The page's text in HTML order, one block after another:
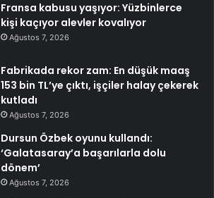
Fransa kabusu yaşıyor: Yüzbinlerce
kişi kaçıyor alevler kovalıyor
Ağustos 7, 2026
Fabrikada rekor zam: En düşük maaş
153 bin TL’ye çıktı, işçiler halay çekerek
kutladı
Ağustos 7, 2026
Dursun Özbek oyunu kullandı:
‘Galatasaray’a başarılarla dolu
dönem’
Ağustos 7, 2026